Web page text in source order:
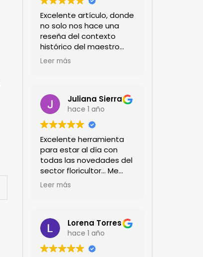
Excelente artículo, donde
no solo nos hace una
reseña del contexto
histórico del maestro
jardinero japonés si no
Felicitaciones!!
Leer más
Juliana Sierra
hace 1 año
Excelente herramienta
para estar al día con
todas las novedades del
sector floricultor... Me
encanta!!!
Leer más
Lorena Torres
hace 1 año